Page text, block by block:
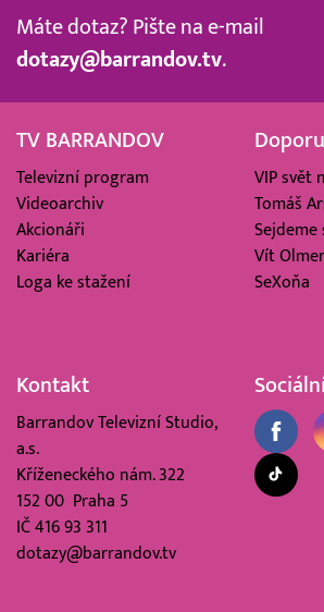
Máte dotaz? Pište na e-mail
dotazy@barrandov.tv.
TV BARRANDOV
Televizní program
Videoarchiv
Akcionáři
Kariéra
Loga ke stažení
VIP svět
Tomáš
Sejdeme
Vít
SeXoňa
Kontakt
Barrandov Televizní Studio,
a.s.
Kříženeckého nám. 322
152 00 Praha 5
IČ 416 93 311
dotazy@barrandov.tv